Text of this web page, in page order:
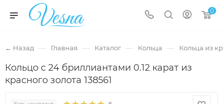
0
← Назад — Главная — Каталог — Кольца — Кольца из
Кольцо с 24 бриллиантами 0.12 карат из
красного золота 138561